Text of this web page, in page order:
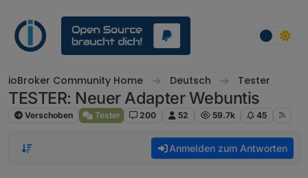
ioBroker Community Home Deutsch Tester
TESTER: Neuer Adapter Webuntis
Verschoben Tester 200 52 59.7k 45
Anmelden zum Antworten